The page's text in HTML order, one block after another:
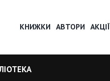
КНИЖКИ АВТОРИ АКЦІЇ